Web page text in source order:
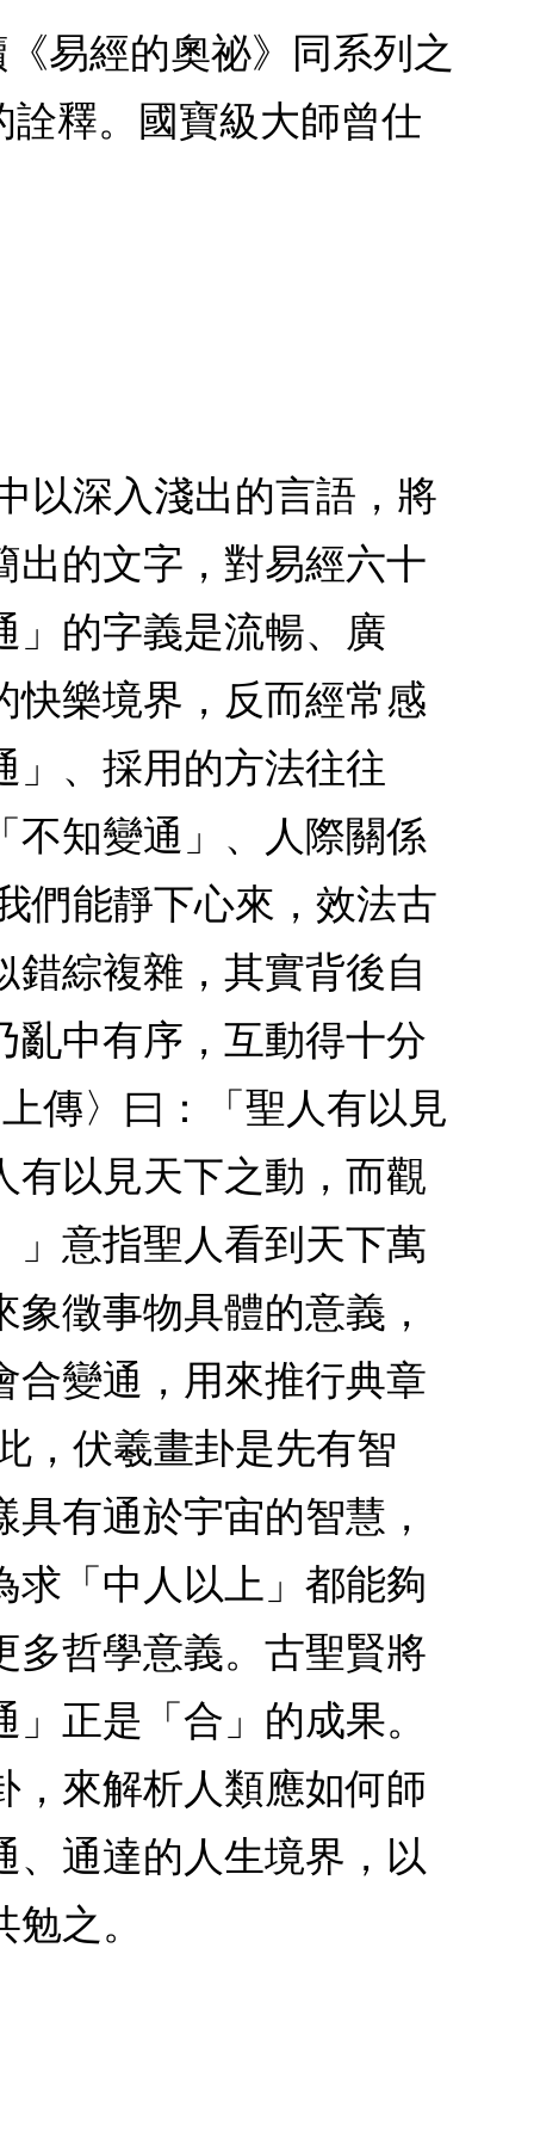
易經的奧祕》同系列之
釋。國寶級大師曾仕
以深入淺出的言語，將
出的文字，對易經六十
」的字義是流暢、廣
快樂境界，反而經常感
」、採用的方法往往
不知變通」、人際關係
們能靜下心來，效法古
綜複雜，其實背後自
亂中有序，互動得十分
傳〉曰：「聖人有以見
有以見天下之動，而觀
」意指聖人看到天下萬
徵事物具體的意義，
合變通，用來推行典章
，伏羲畫卦是先有智
有通於宇宙的智慧，
求「中人以上」都能夠
多哲學意義。古聖賢將
正是「合」的成果。
，來解析人類應如何師
、通達的人生境界，以
之。